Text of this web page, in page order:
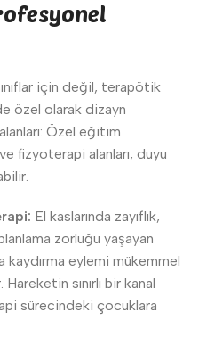
için değil, terapötik
özel olarak dizayn
Özel eğitim
fizyoterapi alanları, duyu
El kaslarında zayıflık,
zorluğu yaşayan
kaydırma eylemi mükemmel
sınırlı bir kanal
sürecindeki çocuklara